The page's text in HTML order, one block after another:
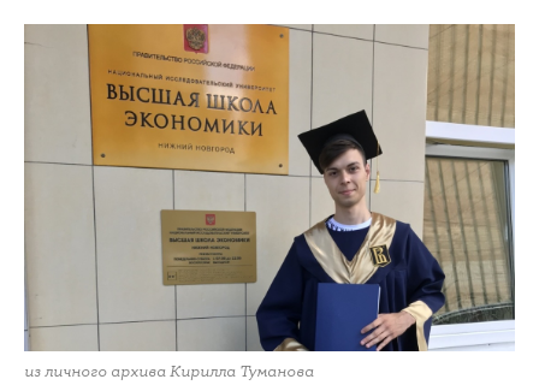
из личного архива Кирилла Туманова